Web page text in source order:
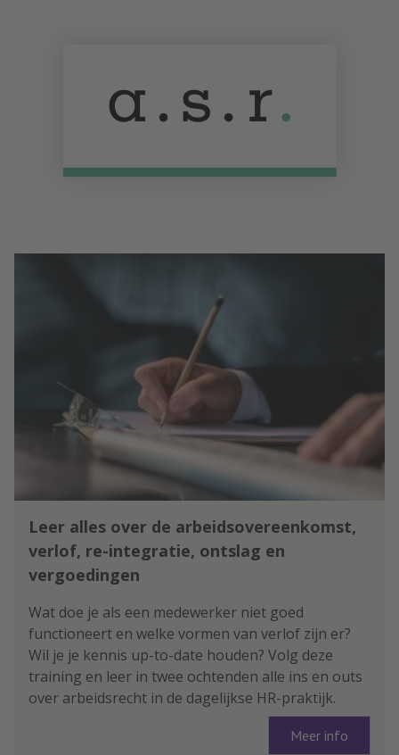
Leer alles over de arbeidsovereenkomst,
verlof, re-integratie, ontslag en
vergoedingen
Wat doe je als een medewerker niet goed
functioneert en welke vormen van verlof zijn er?
Wil je je kennis up-to-date houden? Volg deze
training en leer in twee ochtenden alle ins en outs
over arbeidsrecht in de dagelijkse HR-praktijk.
Meer info